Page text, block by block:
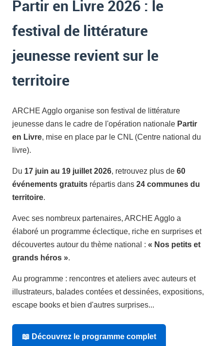
Partir en Livre 2026 : le
festival de littérature
jeunesse revient sur le
territoire
ARCHE Agglo organise son festival de littérature
jeunesse dans le cadre de l'opération nationale Partir
en Livre, mise en place par le CNL (Centre national du
livre).
Du 17 juin au 19 juillet 2026, retrouvez plus de 60
événements gratuits répartis dans 24 communes du
territoire.
Avec ses nombreux partenaires, ARCHE Agglo a
élaboré un programme éclectique, riche en surprises et
découvertes autour du thème national : « Nos petits et
grands héros ».
Au programme : rencontres et ateliers avec auteurs et
illustrateurs, balades contées et dessinées, expositions,
escape books et bien d'autres surprises...
📖 Découvrez le programme complet